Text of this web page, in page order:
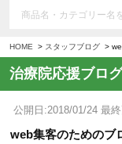
HOME スタッフブログ
治療院応援ブログ
公開日:2018/01/24 最
web集客のためのブ